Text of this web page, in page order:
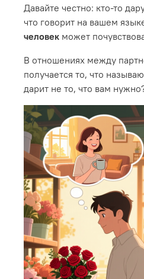
Давайте честно: кто-то
что говорит на вашем
человек может
В отношениях между
получается то, что
дарит не то, что вам